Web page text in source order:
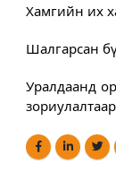
Хамгийн их
Шалгарсан
Уралдаанд